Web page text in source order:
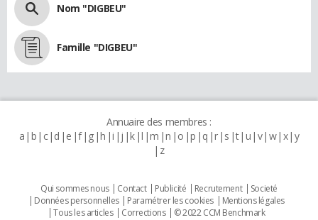
Nom "DIGBEU"
Famille "DIGBEU"
Annuaire des membres :
a b c d e f g h i j k l m n o p q r s t u v w x y
z
Qui sommes nous Contact Publicité Recrutement
Societé
Données personnelles
Paramétrer les cookies
Mentions légales
Tous les articles
Corrections © 2022 CCM Benchmark